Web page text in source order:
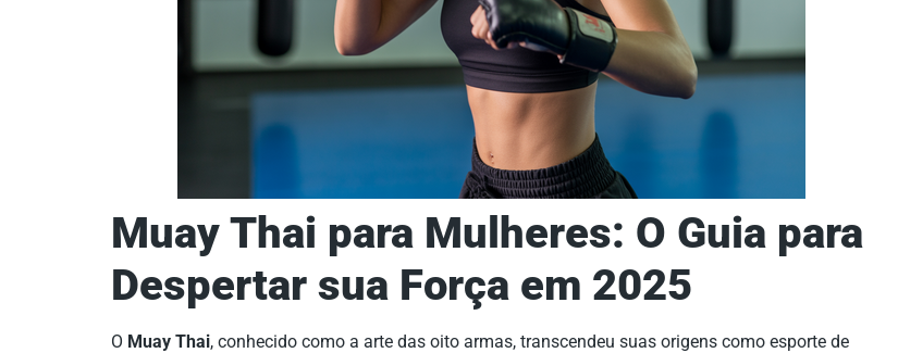
Muay Thai para Mulheres: O Guia para
Despertar sua Força em 2025
O Muay Thai, conhecido como a arte das oito armas, transcendeu suas origens como esporte de